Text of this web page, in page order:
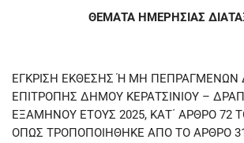
ΘΕΜΑΤΑ ΗΜΕΡΗΣΙΑΣ
ΕΓΚΡΙΣΗ ΕΚΘΕΣΗΣ Ή ΜΗ ΠΕΠΡΑΓΜΕΝΩΝ
ΕΠΙΤΡΟΠΗΣ ΔΗΜΟΥ ΚΕΡΑΤΣΙΝΙΟΥ –
ΕΞΑΜΗΝΟΥ ΕΤΟΥΣ 2025, ΚΑΤ΄ ΑΡΘΡΟ 72
ΟΠΩΣ ΤΡΟΠΟΠΟΙΗΘΗΚΕ ΑΠΟ ΤΟ ΑΡΘΡΟ